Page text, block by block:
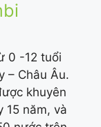
0 -12 tuổi
– Châu Âu.
khuyên
15 năm, và